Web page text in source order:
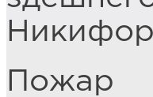
Пожар